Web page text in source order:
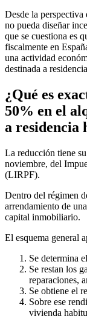
Desde la perspectiva
no pueda diseñar
que se cuestiona es
fiscalmente en
una actividad
destinada a
¿Qué es
50% en el
a residencia
La reducción tiene
noviembre, del
(LIRPF).
Dentro del régimen
arrendamiento de
capital inmobiliario.
El esquema general
Se determina
Se restan los
reparaciones,
Se obtiene el
Sobre ese
vivienda